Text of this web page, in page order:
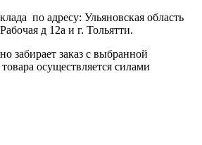
по адресу: Ульяновская область
д 12а и г. Тольятти.
забирает заказ с выбранной
осуществляется силами